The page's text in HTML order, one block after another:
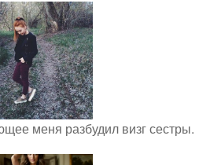
меня разбудил визг сестры.